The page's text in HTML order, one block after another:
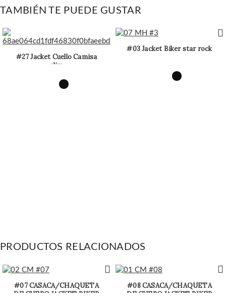
TAMBIÉN TE PUEDE GUSTAR
#27 Jacket Cuello Camisa
slim
#03 Jacket Biker star rock
PRODUCTOS RELACIONADOS
#07 CASACA/CHAQUETA
DE CUERO JACKET BIKER
#08 CASACA/CHAQUETA
DE CUERO JACKET BIKER